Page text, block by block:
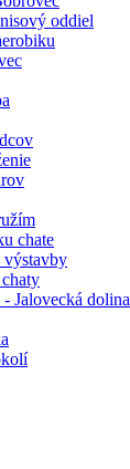
oddiel
chate
Jalovecká dolina